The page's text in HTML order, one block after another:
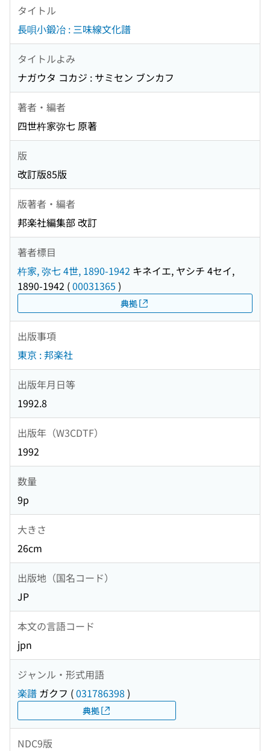
タイトル
長唄小鍛冶 : 三味線文化譜
タイトルよみ
ナガウタ コカジ : サミセン ブンカフ
著者・編者
四世杵家弥七 原著
版
改訂版85版
版著者・編者
邦楽社編集部 改訂
著者標目
杵家, 弥七 4世, 1890-1942 キネイエ, ヤシチ 4セイ,
1890-1942 (00031365 )
典拠
出版事項
東京 : 邦楽社
出版年月日等
1992.8
出版年（W3CDTF）
1992
数量
9p
大きさ
26cm
出版地（国名コード）
JP
本文の言語コード
jpn
ジャンル・形式用語
楽譜 ガクフ (031786398 )
典拠
NDC9版